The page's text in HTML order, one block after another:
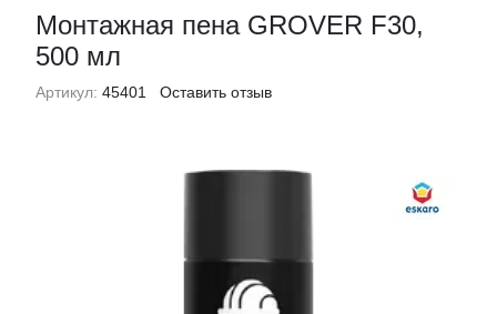
Монтажная пена GROVER F30,
500 мл
Артикул: 45401 Оставить отзыв